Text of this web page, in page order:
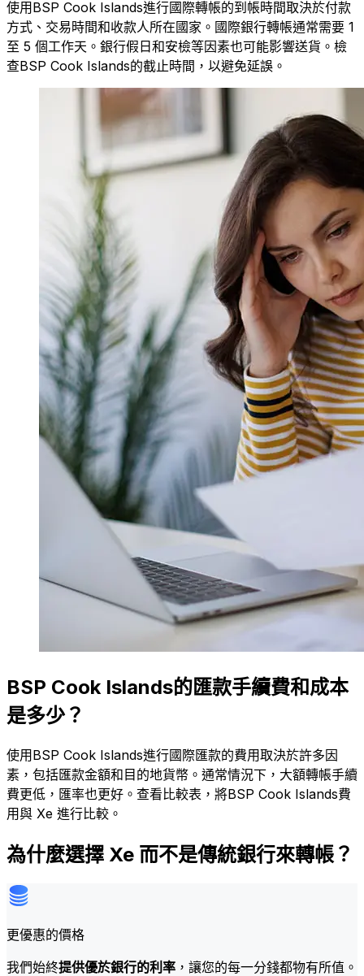
使用BSP Cook Islands進行國際轉帳的到帳時間取決於付款
方式、交易時間和收款人所在國家。國際銀行轉帳通常需要 1
至 5 個工作天。銀行假日和安檢等因素也可能影響送貨。檢
查BSP Cook Islands的截止時間，以避免延誤。
BSP Cook Islands的匯款手續費和成本
是多少？
使用BSP Cook Islands進行國際匯款的費用取決於許多因
素，包括匯款金額和目的地貨幣。通常情況下，大額轉帳手續
費更低，匯率也更好。查看比較表，將BSP Cook Islands費
用與 Xe 進行比較。
為什麼選擇 Xe 而不是傳統銀行來轉帳？
更優惠的價格
我們始終提供優於銀行的利率 ，讓您的每一分錢都物有所值。